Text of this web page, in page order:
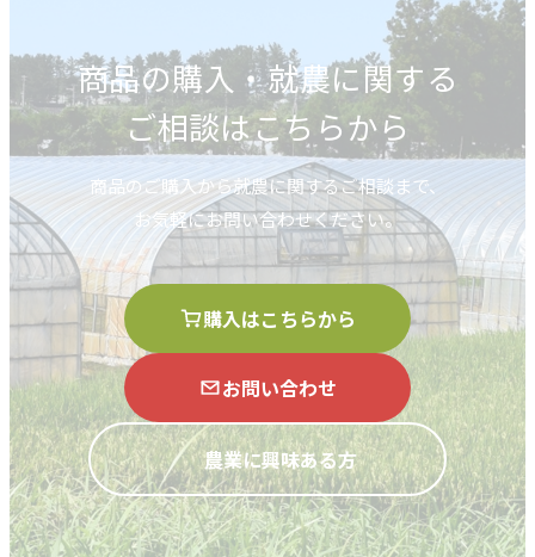
商品の購入・就農に関する
ご相談はこちらから
商品のご購入から就農に関するご相談まで、
お気軽にお問い合わせください。
購入はこちらから
お問い合わせ
農業に興味ある方